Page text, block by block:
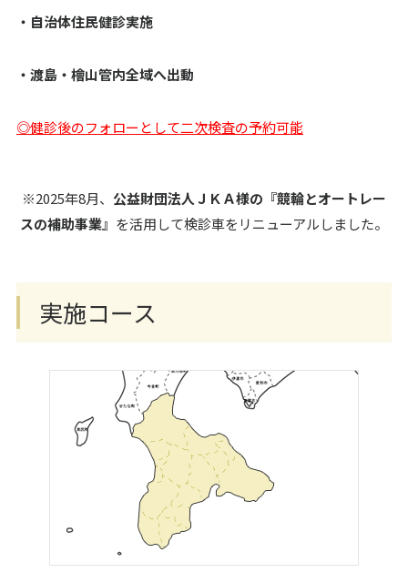
・自治体住民健診実施
・渡島・檜山管内全域へ出動
◎健診後のフォローとして二次検査の予約可能
※2025年8月、 公益財団法人ＪＫＡ様の『競輪とオートレー
スの補助事業』 を活用して検診車をリニューアルしました。
実施コース